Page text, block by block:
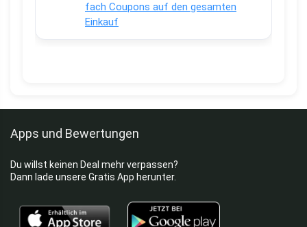
fach Coupons auf den gesamten
Einkauf
Apps und Bewertungen
Du willst keinen Deal mehr verpassen?
Dann lade unsere Gratis App herunter.